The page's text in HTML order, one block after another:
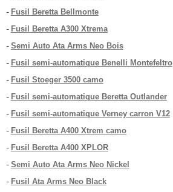
- Fusil Beretta Bellmonte
- Fusil Beretta A300 Xtrema
- Semi Auto Ata Arms Neo Bois
- Fusil semi-automatique Benelli Montefeltro
- Fusil Stoeger 3500 camo
- Fusil semi-automatique Beretta Outlander
- Fusil semi-automatique Verney carron V12
- Fusil Beretta A400 Xtrem camo
- Fusil Beretta A400 XPLOR
- Semi Auto Ata Arms Neo Nickel
- Fusil Ata Arms Neo Black